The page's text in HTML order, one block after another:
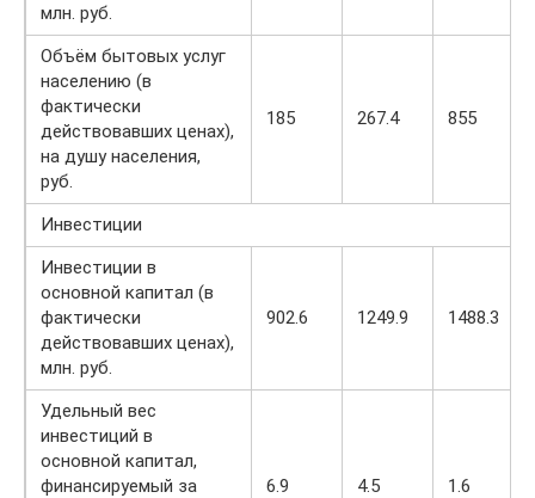
млн. руб.
Объём бытовых услуг
населению (в
фактически
действовавших ценах),
на душу населения,
руб.
185 267.4 855
Инвестиции
Инвестиции в
основной капитал (в
фактически
действовавших ценах),
млн. руб.
902.6 1249.9 1488.3
Удельный вес
инвестиций в
основной капитал,
финансируемый за
6.9 4.5 1.6